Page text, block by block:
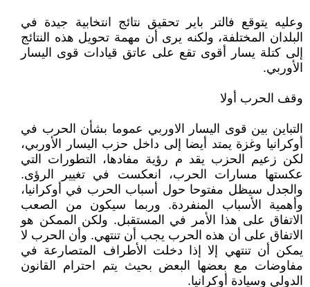
وعليه يتوقع فالتر باير تحقيق نتائج انتخابية جيدة في
البلدان المختلفة، ولكنه يرى أن مهمة تحويل هذه النتائج
إلى كتلة يسار أقوى تقع على عاتق قيادات قوى اليسار
الأوربي.
وقف الحرب أولا
التباين بين قوى اليسار الاوربي عموما بشأن الحرب في
أوكرانيا وغزة يمتد أيضا إلى داخل حزب اليسار الأوربي،
لكن زعيم الحزب يقد م رؤية مفادها، التطورات التي
عكستها مسارات الحرب، انعكست في تغيير الرؤى.
والجدل سيظل مفتوحا حول أسباب الحرب في أوكرانيا،
وأهمية الأسباب المنفردة. وربما سيكون من الصعب
الاتفاق على هذا الأمر في المستقبل. ولكن الممكن هو
الاتفاق على أن هذه الحرب يجب أن تنتهي. وأن الحرب لا
يمكن أن تنتهي إلا إذا دخلت الأطراف المتصارعة في
مفاوضات مع بعضها البعض بحيث يتم احترام القانون
الدولي وسيادة أوكرانيا.